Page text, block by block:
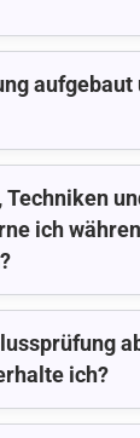
aufgebaut
ich
ich?